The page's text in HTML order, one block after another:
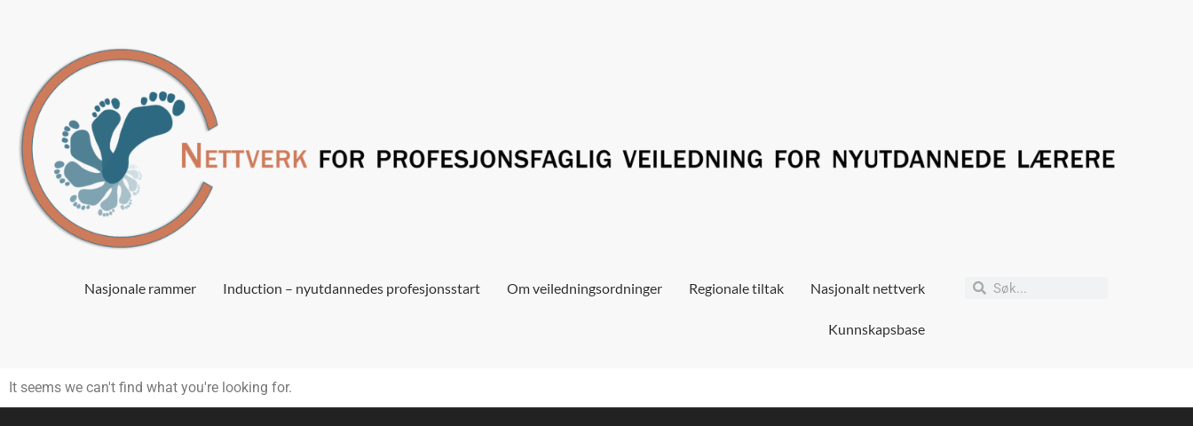
Nasjonale rammer Induction – nyutdannedes profesjonsstart Om veiledningsordninger Regionale tiltak Nasjonalt nettverk
Kunnskapsbase
It seems we can't find what you're looking for.